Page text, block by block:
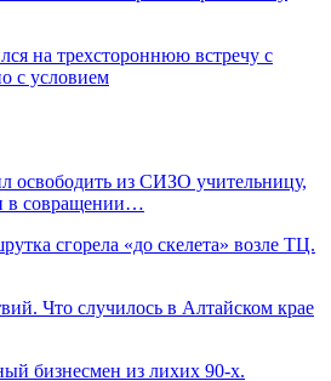
на трехстороннюю встречу с
с условием
освободить из СИЗО учительницу,
в совращении…
сгорела «до скелета» возле ТЦ.
Что случилось в Алтайском крае
бизнесмен из лихих 90-х.